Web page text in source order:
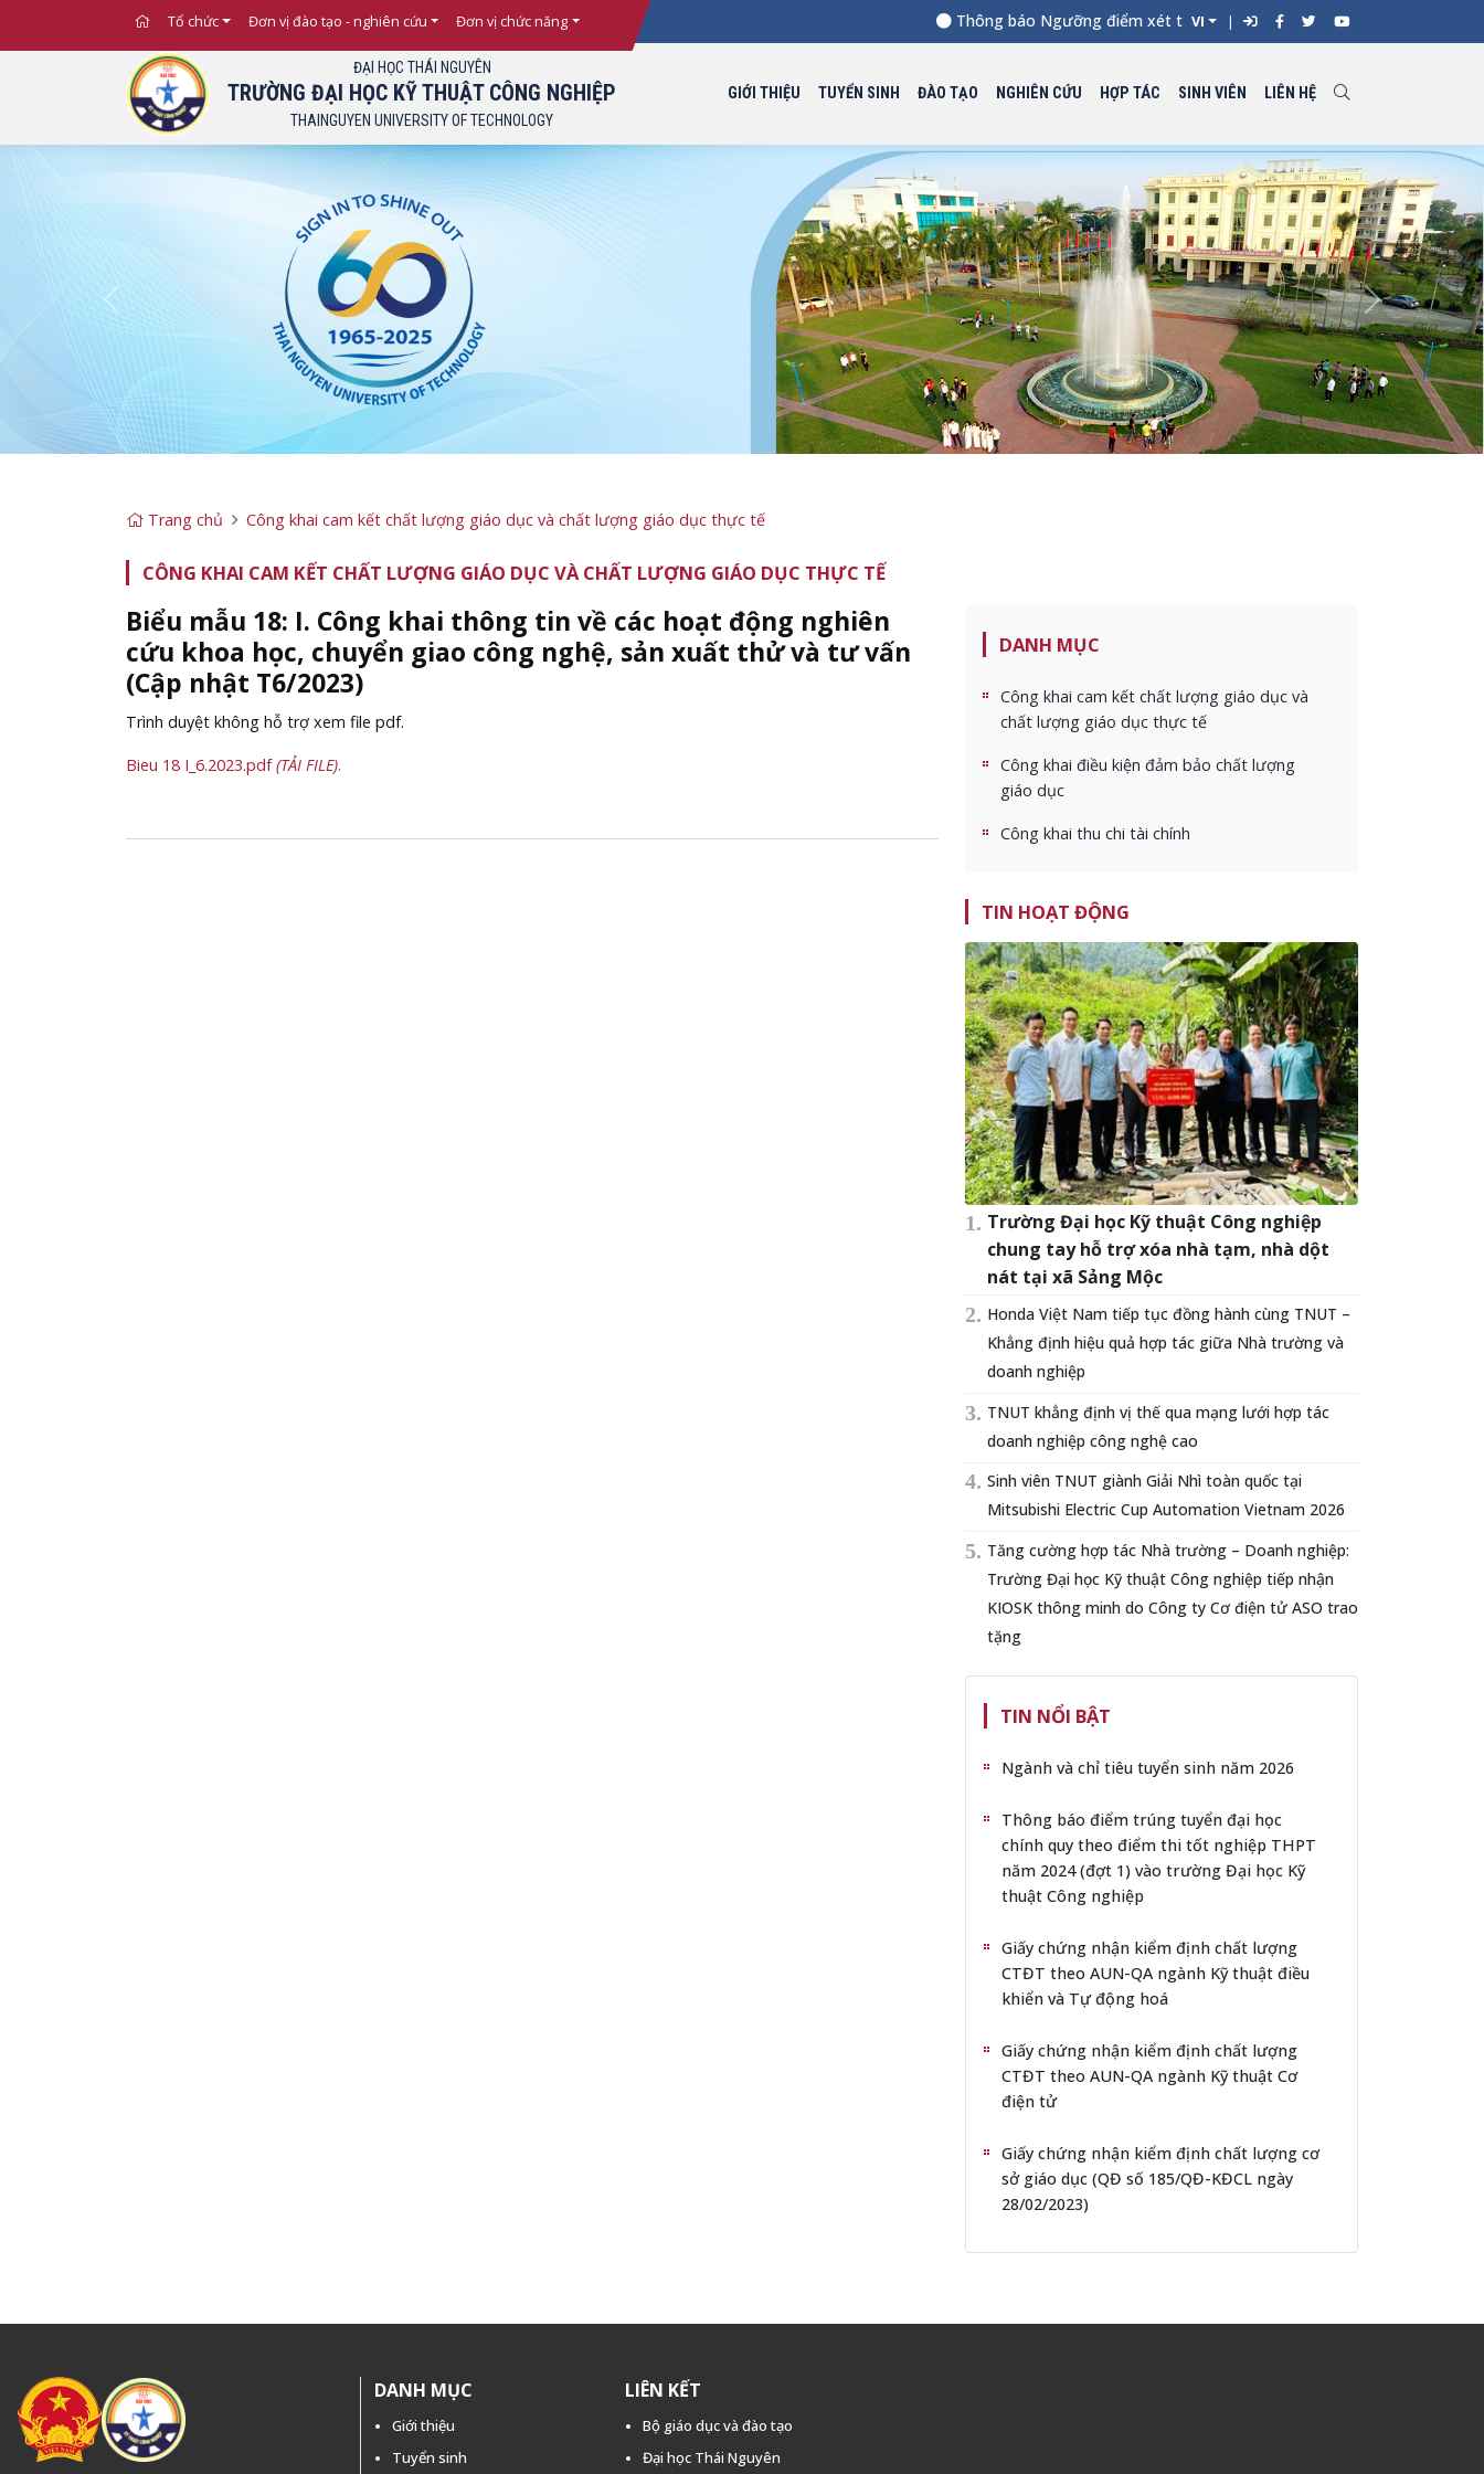
Tổ chức Đơn vị đào tạo - nghiên cứu Đơn vị chức năng Thông báo Ngưỡng điểm xét tuyển đối với từng ngành đào tạo Đại học
VI
ĐẠI HỌC THÁI NGUYÊN
TRƯỜNG ĐẠI HỌC KỸ THUẬT CÔNG NGHIỆP
THAINGUYEN UNIVERSITY OF TECHNOLOGY
GIỚI THIỆU TUYỂN SINH ĐÀO TẠO NGHIÊN CỨU HỢP TÁC SINH VIÊN LIÊN HỆ
Previous Next
Trang chủ Công khai cam kết chất lượng giáo dục và chất lượng giáo dục thực tế
CÔNG KHAI CAM KẾT CHẤT LƯỢNG GIÁO DỤC VÀ CHẤT LƯỢNG GIÁO DỤC THỰC TẾ
Biểu mẫu 18: I. Công khai thông tin về các hoạt động nghiên
cứu khoa học, chuyển giao công nghệ, sản xuất thử và tư vấn
(Cập nhật T6/2023)
Trình duyệt không hỗ trợ xem file pdf.
Bieu 18 I_6.2023.pdf(TẢI FILE).
DANH MỤC
Công khai cam kết chất lượng giáo dục và
chất lượng giáo dục thực tế
Công khai điều kiện đảm bảo chất lượng
giáo dục
Công khai thu chi tài chính
TIN HOẠT ĐỘNG
Trường Đại học Kỹ thuật Công nghiệp
chung tay hỗ trợ xóa nhà tạm, nhà dột
nát tại xã Sảng Mộc
Honda Việt Nam tiếp tục đồng hành cùng TNUT –
Khẳng định hiệu quả hợp tác giữa Nhà trường và
doanh nghiệp
TNUT khẳng định vị thế qua mạng lưới hợp tác
doanh nghiệp công nghệ cao
Sinh viên TNUT giành Giải Nhì toàn quốc tại
Mitsubishi Electric Cup Automation Vietnam 2026
Tăng cường hợp tác Nhà trường – Doanh nghiệp:
Trường Đại học Kỹ thuật Công nghiệp tiếp nhận
KIOSK thông minh do Công ty Cơ điện tử ASO trao
tặng
TIN NỔI BẬT
Ngành và chỉ tiêu tuyển sinh năm 2026
Thông báo điểm trúng tuyển đại học
chính quy theo điểm thi tốt nghiệp THPT
năm 2024 (đợt 1) vào trường Đại học Kỹ
thuật Công nghiệp
Giấy chứng nhận kiểm định chất lượng
CTĐT theo AUN-QA ngành Kỹ thuật điều
khiển và Tự động hoá
Giấy chứng nhận kiểm định chất lượng
CTĐT theo AUN-QA ngành Kỹ thuật Cơ
điện tử
Giấy chứng nhận kiểm định chất lượng cơ
sở giáo dục (QĐ số 185/QĐ-KĐCL ngày
28/02/2023)
DANH MỤC
Giới thiệu
Tuyển sinh
LIÊN KẾT
Bộ giáo dục và đào tạo
Đại học Thái Nguyên